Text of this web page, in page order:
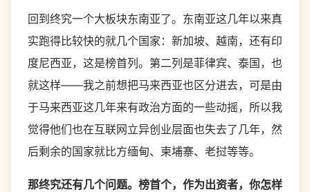
回到终究一个大板块东南亚了。东南亚这几年以来真
实跑得比较快的就几个国家：新加坡、越南，还有印
度尼西亚，这是榜首列。第二列是菲律宾、泰国，也
就这样——我之前想把马来西亚也区分进去，可是由
于马来西亚这几年来有政治方面的一些动摇，所以我
觉得他们也在互联网立异创业层面也失去了几年，然
后剩余的国家就比方缅甸、柬埔寨、老挝等等。
那终究还有几个问题。榜首个，作为出资者，你怎样